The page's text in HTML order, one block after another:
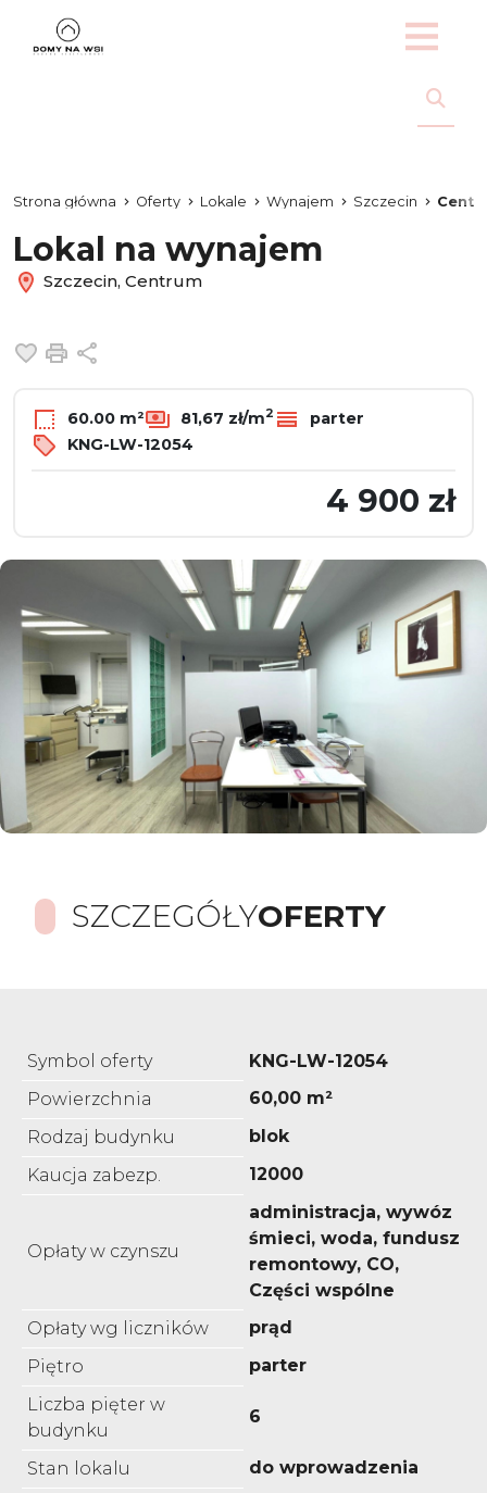
Strona główna Oferty Lokale Wynajem Szczecin
Lokal na wynajem
Szczecin, Centrum
Dodaj do ulubionych
Drukuj
60.00 m² 81,67 zł/m2
parter
KNG-LW-12054
4 900 zł
SZCZEGÓŁYOFERTY
Symbol oferty
KNG-LW-12054
Powierzchnia
60,00 m²
Rodzaj budynku
blok
Kaucja zabezp.
12000
Opłaty w czynszu
administracja, wywóz
śmieci, woda, fundusz
remontowy, CO,
Części wspólne
Opłaty wg liczników
prąd
Piętro
parter
Liczba pięter w
budynku
6
Stan lokalu
do wprowadzenia